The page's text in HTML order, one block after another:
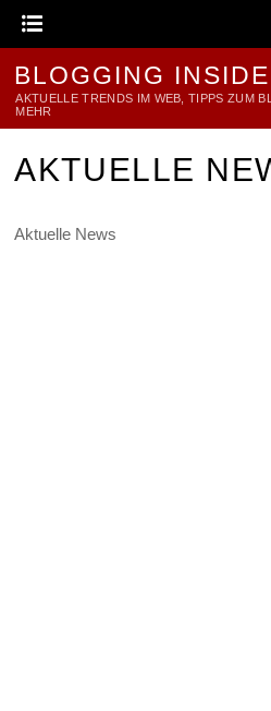
BLOGGING INSIDE
AKTUELLE TRENDS IM WEB, TIPPS ZUM
MEHR
AKTUELLE
Aktuelle News